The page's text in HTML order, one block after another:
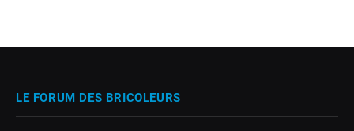
LE FORUM DES BRICOLEURS